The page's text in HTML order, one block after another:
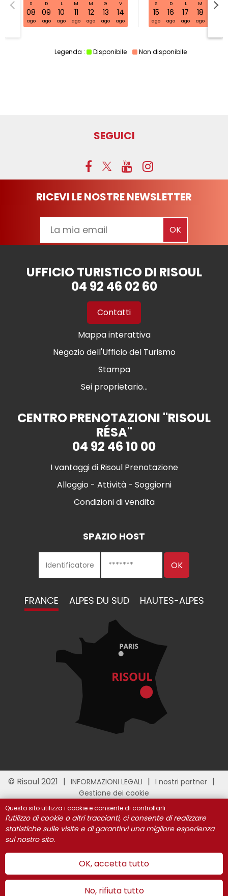
S
08
ago
D
09
ago
L
10
ago
M
11
ago
M
12
ago
G
13
ago
V
14
ago
S
15
ago
D
16
ago
L
17
ago
M
18
ago
M
19
S33 sab 08 ago - 15 ago
Legenda : Disponibile Non disponibile
SEGUICI
RICEVI LE NOSTRE NEWSLETTER
UFFICIO TURISTICO DI RISOUL
04 92 46 02 60
Contatti
Mappa interattiva
Negozio dell'Ufficio del Turismo
Stampa
Sei proprietario...
CENTRO PRENOTAZIONI "RISOUL
RÉSA"
04 92 46 10 00
I vantaggi di Risoul Prenotazione
Alloggio - Attività - Soggiorni
Condizioni di vendita
SPAZIO HOST
FRANCE ALPES DU SUD HAUTES-ALPES
© Risoul 2021 INFORMAZIONI LEGALI
I nostri partner
Gestione dei cookie
Questo sito utilizza i cookie e consente di controllarli.
l'utilizzo di cookie o altri traccianti, ci consente di realizzare
statistiche sulle visite e di garantirvi una migliore esperienza
sul nostro sito.
OK, accetta tutto
No, rifiuta tutto